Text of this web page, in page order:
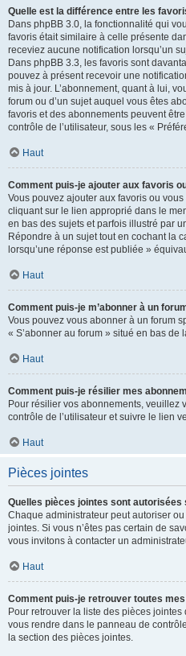
Quelle est la différence entre les
Dans phpBB 3.0, la fonctionnalité qui
favoris était similaire à celle présente
receviez aucune notification lorsqu’un
Dans phpBB 3.3, les favoris sont
pouvez à présent recevoir une
mis à jour. L’abonnement, quant à lui,
forum ou d’un sujet auquel vous êtes
favoris et des abonnements peuvent
contrôle de l’utilisateur, sous les «
Haut
Comment puis-je ajouter aux favoris
Vous pouvez ajouter aux favoris ou
cliquant sur le lien approprié dans le
en bas des sujets et parfois illustré par
Répondre à un sujet tout en cochant la
lorsqu’une réponse est publiée »
Haut
Comment puis-je m’abonner à un
Vous pouvez vous abonner à un forum
« S’abonner au forum » situé en bas de
Haut
Comment puis-je résilier mes
Pour résilier vos abonnements, veuillez
contrôle de l’utilisateur et suivre le lien
Haut
Pièces jointes
Quelles pièces jointes sont autorisées
Chaque administrateur peut autoriser
jointes. Si vous n’êtes pas certain de
vous invitons à contacter un
Haut
Comment puis-je retrouver toutes
Pour retrouver la liste des pièces
vous rendre dans le panneau de
la section des pièces jointes.